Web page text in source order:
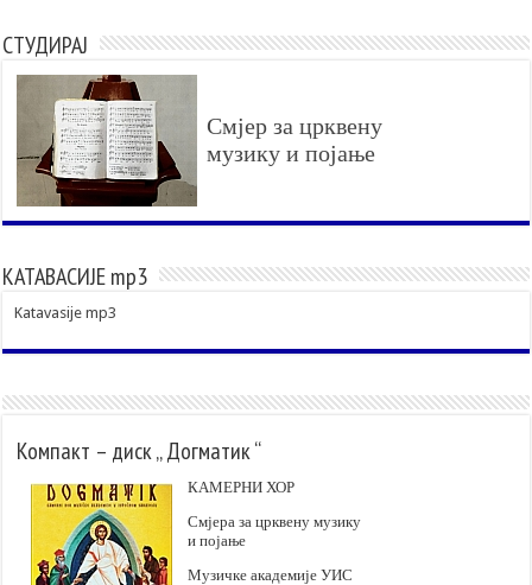
СТУДИРАЈ
Смјер за црквену
музику и појање
КАТАВАСИЈЕ mp3
Katavasije mp3
Компакт – диск „ Догматик “
КАМЕРНИ ХОР
Смјера за црквену музику
и појање
Музичке академије УИС